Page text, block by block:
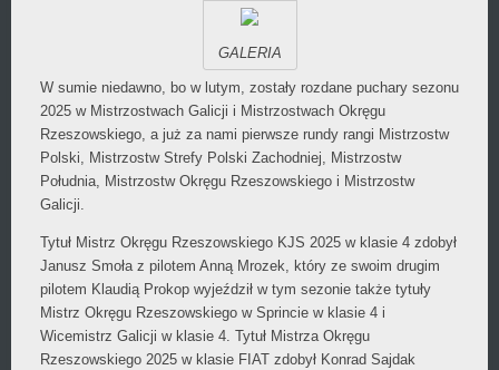
GALERIA
W sumie niedawno, bo w lutym, zostały rozdane puchary sezonu
2025 w Mistrzostwach Galicji i Mistrzostwach Okręgu
Rzeszowskiego, a już za nami pierwsze rundy rangi Mistrzostw
Polski, Mistrzostw Strefy Polski Zachodniej, Mistrzostw
Południa, Mistrzostw Okręgu Rzeszowskiego i Mistrzostw
Galicji.
Tytuł Mistrz Okręgu Rzeszowskiego KJS 2025 w klasie 4 zdobył
Janusz Smoła z pilotem Anną Mrozek, który ze swoim drugim
pilotem Klaudią Prokop wyjeździł w tym sezonie także tytuły
Mistrz Okręgu Rzeszowskiego w Sprincie w klasie 4 i
Wicemistrz Galicji w klasie 4. Tytuł Mistrza Okręgu
Rzeszowskiego 2025 w klasie FIAT zdobył Konrad Sajdak